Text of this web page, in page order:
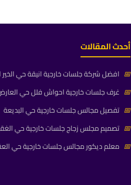
أحدث المقالات
📅 افضل شركة جلسات خارجية انيقة حي الخير
📅 غرف جلسات خارجية احواش فلل حي
📅 تفصيل مجالس جلسات خارجية حي البديعة
📅 تصميم مجلس زجاج جلسات خارجية حي
📅 معلم ديكور مجالس جلسات خارجية حي